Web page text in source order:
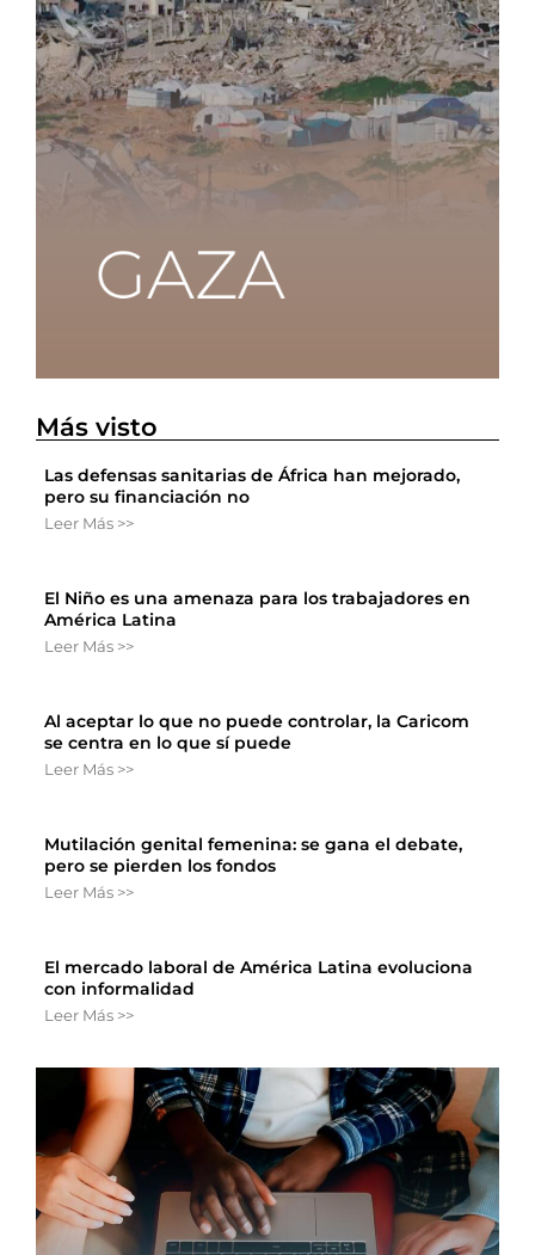
Más visto
Las defensas sanitarias de África han mejorado,
pero su financiación no
Leer Más >>
El Niño es una amenaza para los trabajadores en
América Latina
Leer Más >>
Al aceptar lo que no puede controlar, la Caricom
se centra en lo que sí puede
Leer Más >>
Mutilación genital femenina: se gana el debate,
pero se pierden los fondos
Leer Más >>
El mercado laboral de América Latina evoluciona
con informalidad
Leer Más >>